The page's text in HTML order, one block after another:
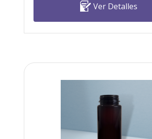
Ver Detalles